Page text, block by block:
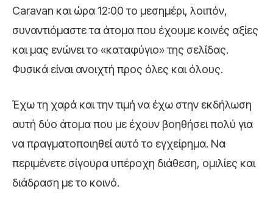
Caravan και ώρα 12:00 το μεσημέρι, λοιπόν,
συναντιόμαστε τα άτομα που έχουμε κοινές αξίες
και μας ενώνει το «καταφύγιο» της σελίδας.
Φυσικά είναι ανοιχτή προς όλες και όλους.
Έχω τη χαρά και την τιμή να έχω στην εκδήλωση
αυτή δύο άτομα που με έχουν βοηθήσει πολύ για
να πραγματοποιηθεί αυτό το εγχείρημα. Να
περιμένετε σίγουρα υπέροχη διάθεση, ομιλίες και
διάδραση με το κοινό.